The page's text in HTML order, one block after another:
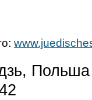
Польша